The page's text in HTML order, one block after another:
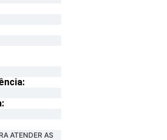
ATENDER AS
de ferramentas